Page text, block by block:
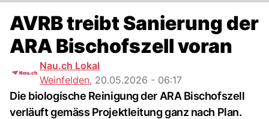
AVRB treibt Sanierung der
ARA Bischofszell voran
Nau.ch Lokal
Weinfelden, 20.05.2026 - 06:17
Die biologische Reinigung der ARA Bischofszell
verläuft gemäss Projektleitung ganz nach Plan.